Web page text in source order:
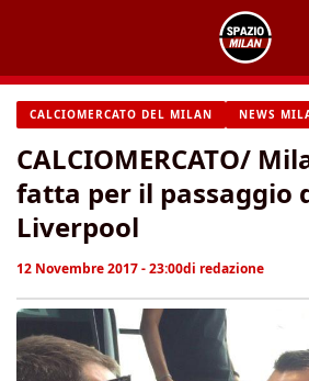
contenuto
CALCIOMERCATO DEL MILAN NEWS
CALCIOMERCATO/
fatta per il passaggio
Liverpool
12 Novembre 2017 - 23:00di redazione